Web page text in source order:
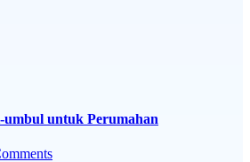
umbul untuk Perumahan